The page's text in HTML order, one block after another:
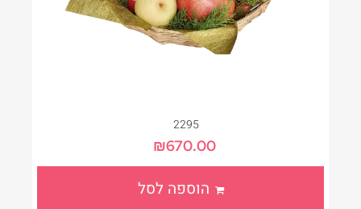
2295
₪670.00
הוספה לסל